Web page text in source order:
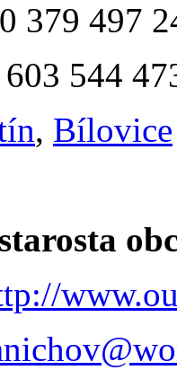
379 497
544
, Bílovice